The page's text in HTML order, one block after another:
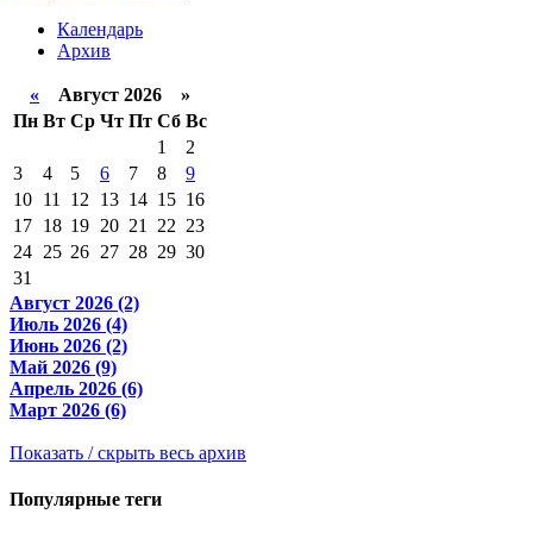
Календарь
Архив
« Август 2026 »
Пн Вт Ср Чт Пт Сб Вс
1
2
3
4 5 6 7 8
9
10 11 12 13 14 15 16
17 18 19 20 21 22 23
24 25 26 27 28 29 30
31
Август 2026 (2)
Июль 2026 (4)
Июнь 2026 (2)
Май 2026 (9)
Апрель 2026 (6)
Март 2026 (6)
Показать / скрыть весь архив
Популярные теги